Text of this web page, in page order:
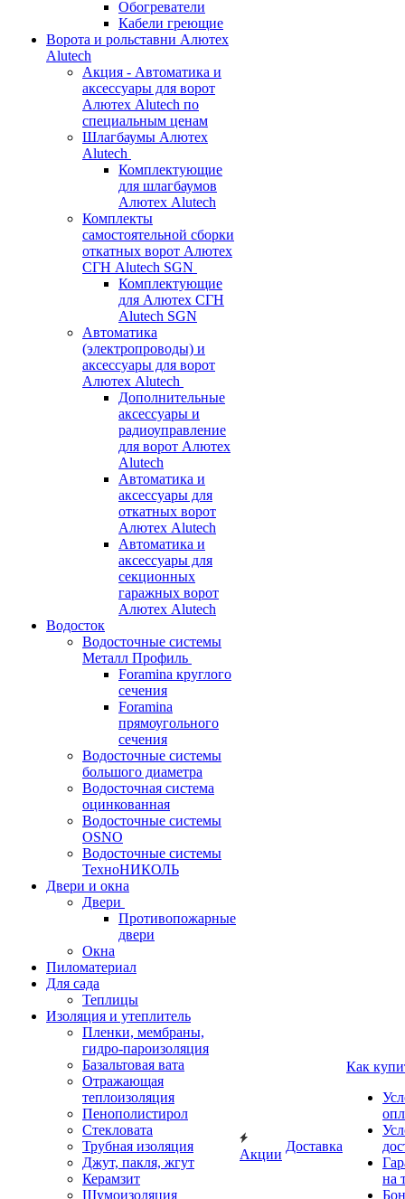
Обогреватели
Кабели греющие
Ворота и рольставни Алютех
Alutech
Акция - Автоматика и
аксессуары для ворот
Алютех Alutech по
специальным ценам
Шлагбаумы Алютех
Alutech
Комплектующие
для шлагбаумов
Алютех Alutech
Комплекты
самостоятельной сборки
откатных ворот Алютех
СГН Alutech SGN
Комплектующие
для Алютех СГН
Alutech SGN
Автоматика
(электропроводы) и
аксессуары для ворот
Алютех Alutech
Дополнительные
аксессуары и
радиоуправление
для ворот Алютех
Alutech
Автоматика и
аксессуары для
откатных ворот
Алютех Alutech
Автоматика и
аксессуары для
секционных
гаражных ворот
Алютех Alutech
Водосток
Водосточные системы
Металл Профиль
Foramina круглого
сечения
Foramina
прямоугольного
сечения
Водосточные системы
большого диаметра
Водосточная система
оцинкованная
Водосточные системы
OSNO
Водосточные системы
ТехноНИКОЛЬ
Двери и окна
Двери
Противопожарные
двери
Окна
Пиломатериал
Для сада
Теплицы
Изоляция и утеплитель
Пленки, мембраны,
гидро-пароизоляция
Базальтовая вата
Отражающая
теплоизоляция
Пенополистирол
Стекловата
Трубная изоляция
Джут, пакля, жгут
Керамзит
Шумоизоляция
Акции
Доставка
Как
на